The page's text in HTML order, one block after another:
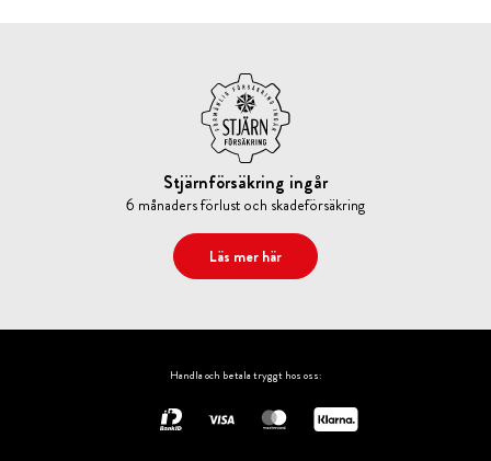
Stjärnförsäkring ingår
6 månaders förlust och skadeförsäkring
Läs mer här
Handla och betala tryggt hos oss: